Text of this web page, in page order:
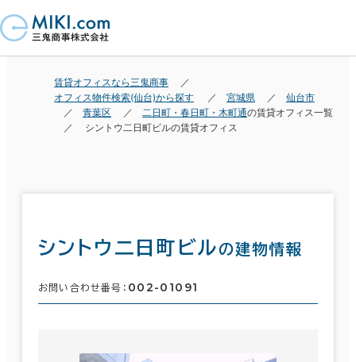
賃貸オフィスなら三鬼商事
オフィス物件検索(仙台)から探す
宮城県
仙台市
青葉区
二日町・春日町・木町通の賃貸オフィス一覧
シントウ二日町ビルの賃貸オフィス
シントウ二日町ビルの建物情報
お問い合わせ番号： 002-01091